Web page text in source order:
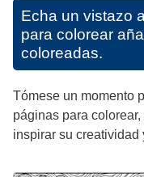
Echa un vistazo
para colorear
coloreadas.
Tómese un momento
páginas para
inspirar su